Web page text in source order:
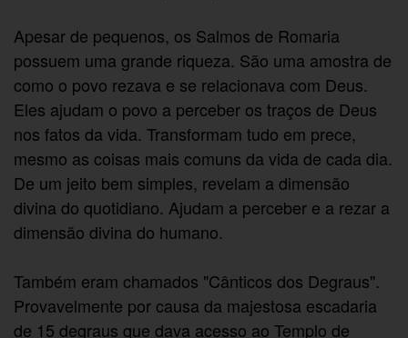
Apesar de pequenos, os Salmos de Romaria
possuem uma grande riqueza. São uma amostra de
como o povo rezava e se relacionava com Deus.
Eles ajudam o povo a perceber os traços de Deus
nos fatos da vida. Transformam tudo em prece,
mesmo as coisas mais comuns da vida de cada dia.
De um jeito bem simples, revelam a dimensão
divina do quotidiano. Ajudam a perceber e a rezar a
dimensão divina do humano.
Também eram chamados "Cânticos dos Degraus".
Provavelmente por causa da majestosa escadaria
de 15 degraus que dava acesso ao Templo de